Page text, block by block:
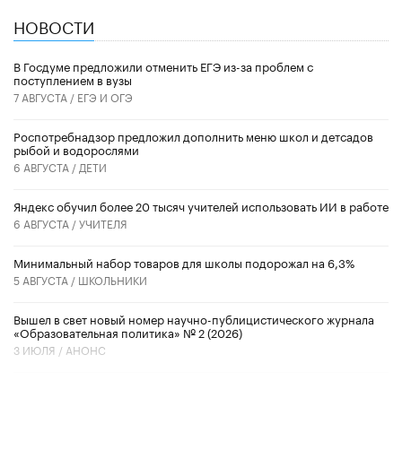
НОВОСТИ
В Госдуме предложили отменить ЕГЭ из-за проблем с
поступлением в вузы
7 АВГУСТА / ЕГЭ И ОГЭ
Роспотребнадзор предложил дополнить меню школ и детсадов
рыбой и водорослями
6 АВГУСТА / ДЕТИ
​Яндекс обучил более 20 тысяч учителей использовать ИИ в работе
6 АВГУСТА /УЧИТЕЛЯ
Минимальный набор товаров для школы подорожал на 6,3%
5 АВГУСТА / ШКОЛЬНИКИ
Вышел в свет новый номер научно-публицистического журнала
«Образовательная политика» № 2 (2026)
3 ИЮЛЯ / АНОНС